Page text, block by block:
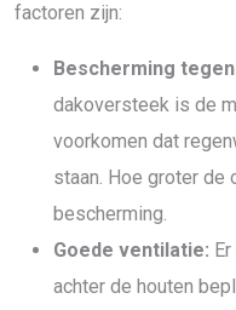
factoren zijn:
Bescherming
dakoversteek is de
voorkomen dat
staan. Hoe groter de
bescherming.
Goede ventilatie:
achter de houten